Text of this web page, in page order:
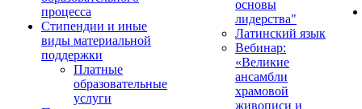
процесса
Стипендии и иные
виды материальной
поддержки
Платные
образовательные
услуги
основы
лидерства"
Латинский язык
Вебинар:
«Великие
ансамбли
храмовой
живописи и